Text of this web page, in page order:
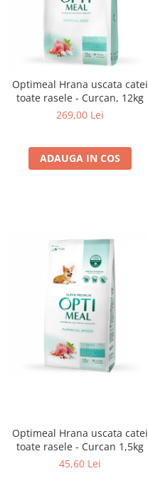
Optimeal Hrana uscata catei
toate rasele - Curcan, 12kg
269,00 Lei
ADAUGA IN COS
Optimeal Hrana uscata catei
toate rasele - Curcan 1,5kg
45,60 Lei